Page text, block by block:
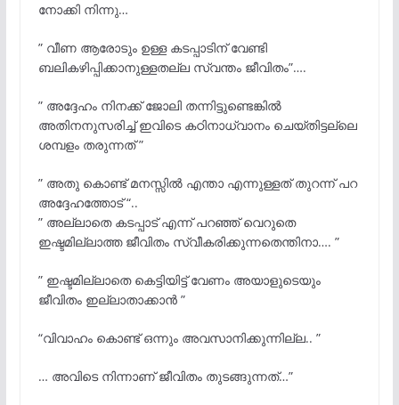
നോക്കി നിന്നു…
” വീണ ആരോടും ഉള്ള കടപ്പാടിന് വേണ്ടി
ബലികഴിപ്പിക്കാനുള്ളതല്ല സ്വന്തം ജീവിതം”….
” അദ്ദേഹം നിനക്ക് ജോലി തന്നിട്ടുണ്ടെങ്കിൽ
അതിനനുസരിച്ച് ഇവിടെ കഠിനാധ്വാനം ചെയ്തിട്ടല്ലെ
ശമ്പളം തരുന്നത് ”
” അതു കൊണ്ട് മനസ്സിൽ എന്താ എന്നുള്ളത് തുറന്ന് പറ
അദ്ദേഹത്തോട് “..
” അല്ലാതെ കടപ്പാട് എന്ന് പറഞ്ഞ് വെറുതെ
ഇഷ്ടമില്ലാത്ത ജീവിതം സ്വീകരിക്കുന്നതെന്തിനാ…. ”
” ഇഷ്ടമില്ലാതെ കെട്ടിയിട്ട് വേണം അയാളുടെയും
ജീവിതം ഇല്ലാതാക്കാൻ ”
“വിവാഹം കൊണ്ട് ഒന്നും അവസാനിക്കുന്നില്ല.. ”
… അവിടെ നിന്നാണ് ജീവിതം തുടങ്ങുന്നത്…”